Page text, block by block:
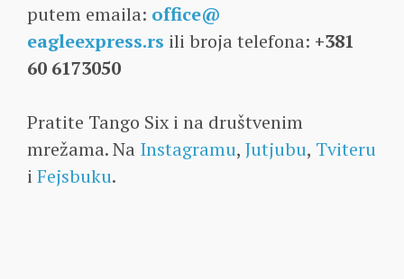
putem emaila: office@
eagleexpress.rs ili broja telefona: +381
60 6173050
Pratite Tango Six i na društvenim
mrežama. Na Instagramu, Jutjubu, Tviteru
i Fejsbuku.